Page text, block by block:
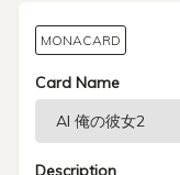
MONACARD
Card Name
Description